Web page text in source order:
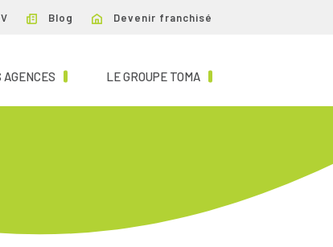
Blog Devenir franchisé
AGENCES (CURRENT)LE GROUPE TOMA (CURRENT)